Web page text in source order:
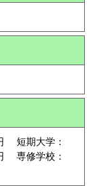
短期大学：
専修学校：